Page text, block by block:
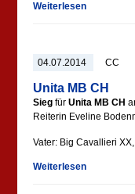
Weiterlesen
04.07.2014 CC
Unita MB CH
Sieg fürUnita MB CH
Reiterin Eveline
Vater: Big Cavallieri
Weiterlesen